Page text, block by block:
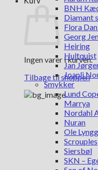
Ingen varer i kurven.
Tilbage til shoppen
BNH
Diamant
Flora
Georg
Heiring
Hultquist
Jan
Joanli
Smykker
Lund
Marrya
Nordahl
Nuran
Ole
Scrouples
Siersbøl
SKN –